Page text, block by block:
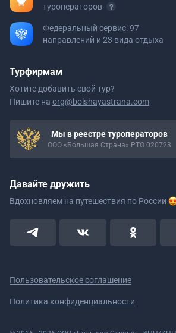
туроператоров
Федеральный сервис: 97
направлений и 23 вида отдыха
Турфирмам
Хотите добавить свой тур?
Пишите на org@bolshayastrana.com
Мы в реестре туроператоров
ООО «Большая Страна» РТО 020723
Давайте дружить
Вдохновляем на путешествия по России
Пользовательское соглашение
Политика конфиденциальности